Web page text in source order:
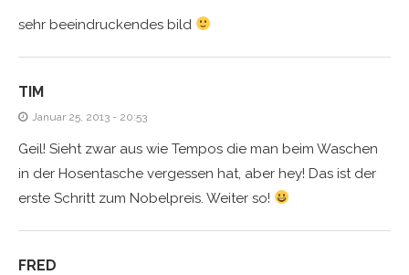
sehr beeindruckendes bild
TIM
Januar 25, 2013 - 20:53
Geil! Sieht zwar aus wie Tempos die man beim Waschen
in der Hosentasche vergessen hat, aber hey! Das ist der
erste Schritt zum Nobelpreis. Weiter so!
FRED